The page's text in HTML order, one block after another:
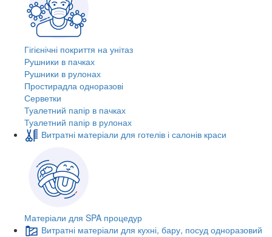
Гігієнічні покриття на унітаз
Рушники в пачках
Рушники в рулонах
Простирадла одноразові
Серветки
Туалетний папір в пачках
Туалетний папір в рулонах
Витратні матеріали для готелів і салонів краси
Матеріали для SPA процедур
Витратні матеріали для кухні, бару, посуд одноразовий